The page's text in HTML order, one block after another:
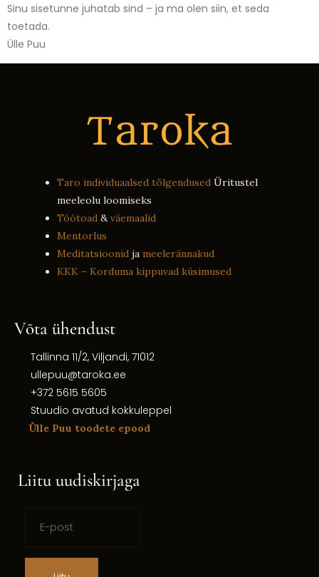
Sinu sisetunne juhatab sind – ja ma olen siin, et seda
toetada.
Ülle Puu
Taro individuaalsed tõlgendused Üritustel
meeleolu loomiseks
Töötoad &väemaalid
Mentorlus
Meditatsioonid ja meelerännakud
KKK – Korduma kippuvad küsimused
Võta ühendust
Tallinna 11/2, Viljandi, 71012
ullepuu@taroka.ee
+372 5615 5605
Stuudio avatud kokkuleppel
Ülle Puu toodete epood
Liitu uudiskirjaga